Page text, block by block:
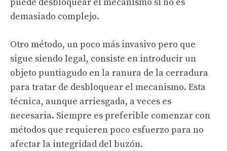
demasiado complejo.
Otro método, un poco más invasivo pero que
sigue siendo legal, consiste en introducir un
objeto puntiagudo en la ranura de la cerradura
para tratar de desbloquear el mecanismo. Esta
técnica, aunque arriesgada, a veces es
necesaria. Siempre es preferible comenzar con
métodos que requieren poco esfuerzo para no
afectar la integridad del buzón.